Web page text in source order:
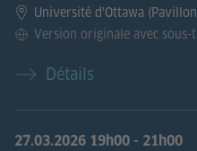
Université d'Ottawa
Version originale avec sous-
Détails
27.03.2026 19h00 - 21h00